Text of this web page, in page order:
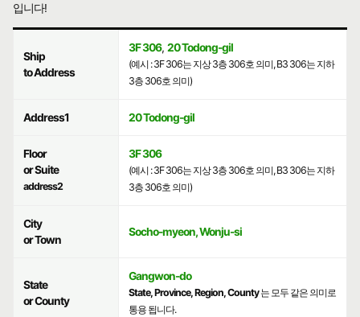
입니다!
Ship
to Address
3F 306, 20 Todong-gil
(예시 : 3F 306는 지상 3층 306호 의미, B3 306는 지하
3층 306호 의미)
Address1 20 Todong-gil
Floor
or Suite
address2
3F 306
(예시 : 3F 306는 지상 3층 306호 의미, B3 306는 지하
3층 306호 의미)
City
or Town
Socho-myeon, Wonju-si
State
or County
Gangwon-do
State, Province, Region, County는 모두 같은 의미로
통용 됩니다.